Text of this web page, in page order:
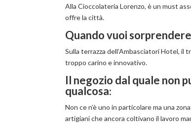
Alla Cioccolateria Lorenzo, è un must
offre la città.
Quando vuoi
Sulla terrazza dell’Ambasciatori Hotel,
troppo carino e innovativo.
Il negozio dal quale non
qualcosa:
Non ce n’è uno in particolare ma una
artigiani che ancora coltivano il lavoro